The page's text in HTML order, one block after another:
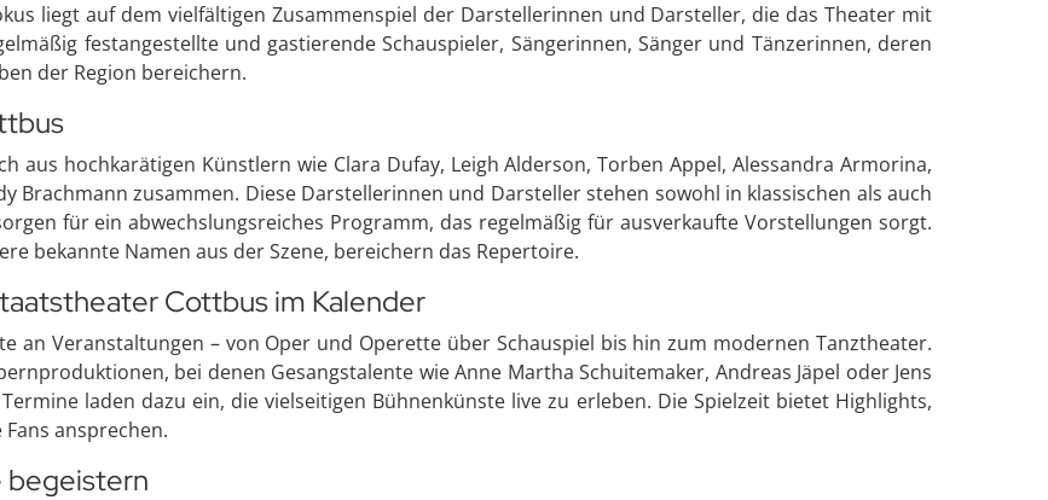
liegt auf dem vielfältigen Zusammenspiel der Darstellerinnen und Darsteller, die das Theater mit
festangestellte und gastierende Schauspieler, Sängerinnen, Sänger und Tänzerinnen, deren
der Region bereichern.
aus hochkarätigen Künstlern wie Clara Dufay, Leigh Alderson, Torben Appel, Alessandra Armorina,
Brachmann zusammen. Diese Darstellerinnen und Darsteller stehen sowohl in klassischen als auch
für ein abwechslungsreiches Programm, das regelmäßig für ausverkaufte Vorstellungen sorgt.
bekannte Namen aus der Szene, bereichern das Repertoire.
Cottbus im Kalender
an Veranstaltungen – von Oper und Operette über Schauspiel bis hin zum modernen Tanztheater.
bei denen Gesangstalente wie Anne Martha Schuitemaker, Andreas Jäpel oder Jens
laden dazu ein, die vielseitigen Bühnenkünste live zu erleben. Die Spielzeit bietet Highlights,
ansprechen.
begeistern